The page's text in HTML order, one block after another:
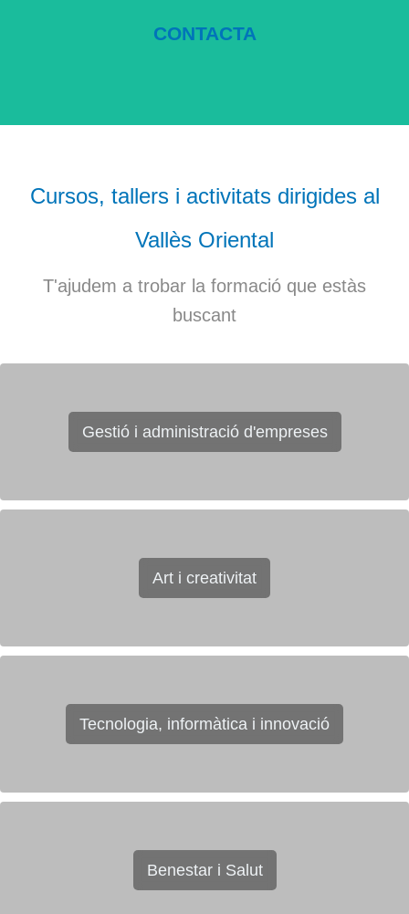
CONTACTA
Contacta amb nosaltres i amb el
Cursos, tallers i activitats dirigides al
Vallès Oriental
T'ajudem a trobar la formació que estàs
buscant
Gestió i administració d'empreses
Art i creativitat
Tecnologia, informàtica i innovació
Benestar i Salut